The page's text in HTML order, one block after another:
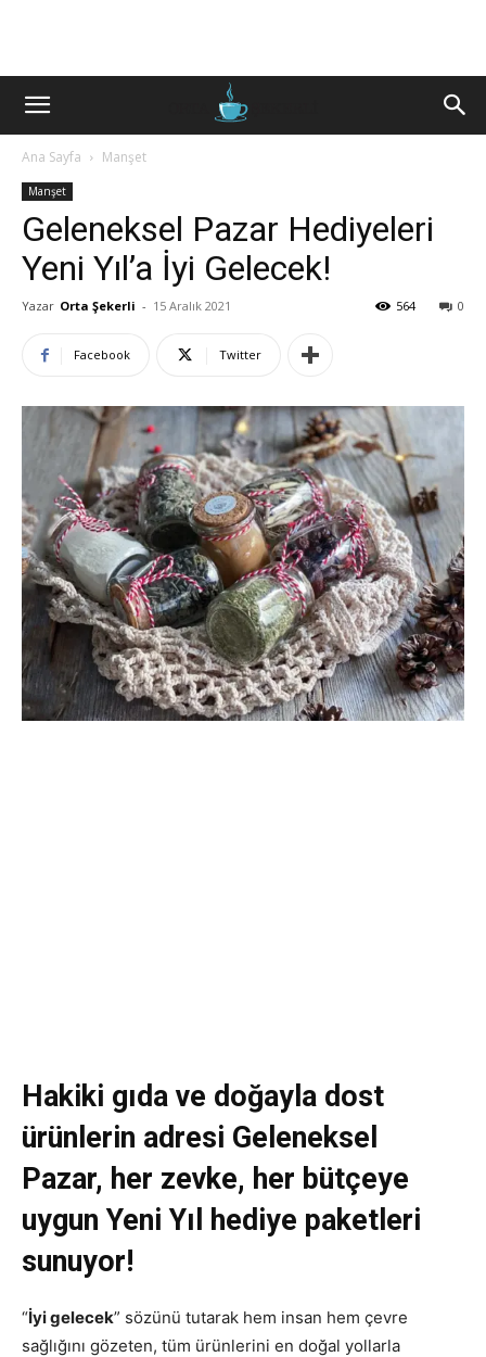
Ana Sayfa Manşet
Manşet
Geleneksel Pazar Hediyeleri
Yeni Yıl’a İyi Gelecek!
Yazar Orta Şekerli - 15 Aralık 2021 0
564
Facebook Twitter
Hakiki gıda ve doğayla dost
ürünlerin adresi Geleneksel
Pazar, her zevke, her bütçeye
uygun Yeni Yıl hediye paketleri
sunuyor!
“İyi gelecek” sözünü tutarak hem insan hem çevre
sağlığını gözeten, tüm ürünlerini en doğal yollarla